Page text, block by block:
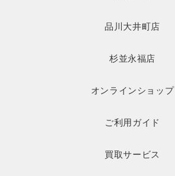
品川大井町店
杉並永福店
オンラインショップ
ご利用ガイド
買取サービス